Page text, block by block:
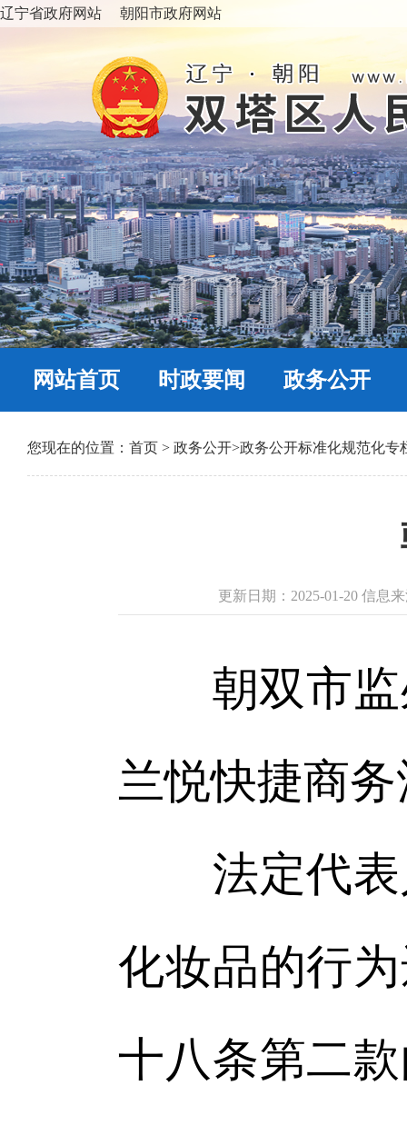
辽宁省政府网站 朝阳市政府网站
网站首页 时政要闻 政务公开
您现在的位置： 首页 > 政务公开>政务公开标准化规范化专
更新日期：2025-01-20 信息
朝双市监
兰悦快捷商
法定代表
化妆品的行
十八条第二